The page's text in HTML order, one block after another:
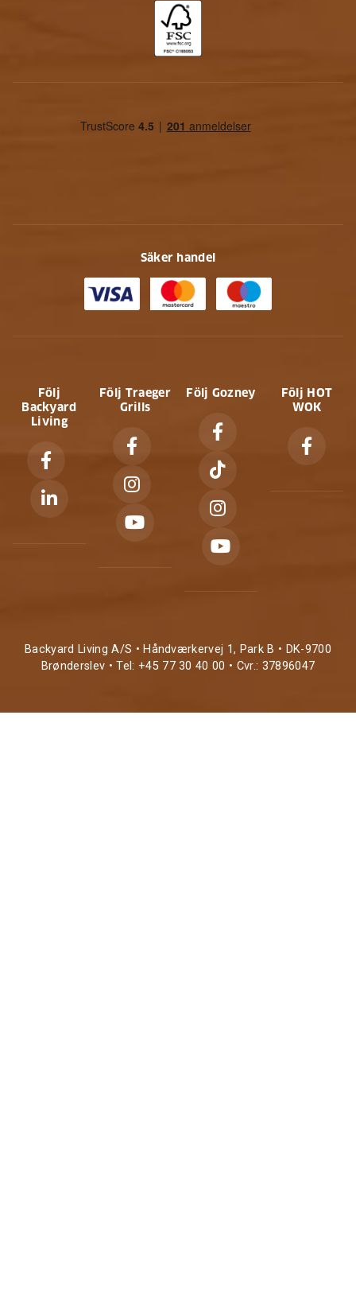
Säker handel
Följ
Backyard
Living
Följ Traeger
Grills
Följ Gozney
Följ HOT
WOK
Backyard Living A/S • Håndværkervej 1, Park B • DK-9700
Brønderslev • Tel: +45 77 30 40 00 • Cvr.: 37896047